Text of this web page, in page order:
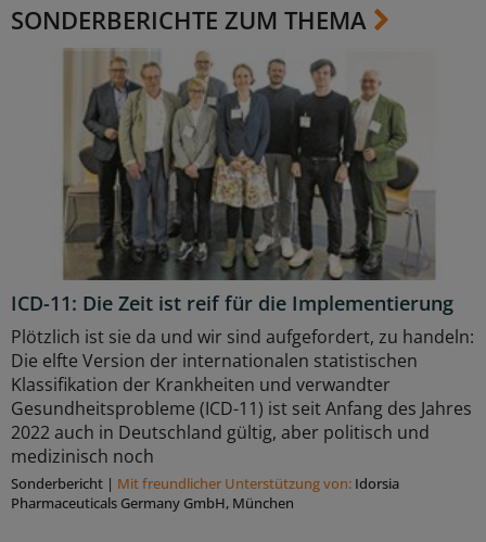
SONDERBERICHTE ZUM THEMA
ICD-11: Die Zeit ist reif für die Implementierung
Plötzlich ist sie da und wir sind aufgefordert, zu handeln:
Die elfte Version der internationalen statistischen
Klassifikation der Krankheiten und verwandter
Gesundheitsprobleme (ICD-11) ist seit Anfang des Jahres
2022 auch in Deutschland gültig, aber politisch und
medizinisch noch
Sonderbericht | Mit freundlicher Unterstützung von: Idorsia
Pharmaceuticals Germany GmbH, München